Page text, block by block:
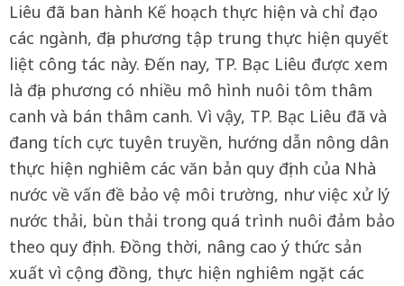
Liêu đã ban hành Kế hoạch thực hiện và chỉ đạo
các ngành, địa phương tập trung thực hiện quyết
liệt công tác này. Đến nay, TP. Bạc Liêu được xem
là địa phương có nhiều mô hình nuôi tôm thâm
canh và bán thâm canh. Vì vậy, TP. Bạc Liêu đã và
đang tích cực tuyên truyền, hướng dẫn nông dân
thực hiện nghiêm các văn bản quy định của Nhà
nước về vấn đề bảo vệ môi trường, như việc xử lý
nước thải, bùn thải trong quá trình nuôi đảm bảo
theo quy định. Đồng thời, nâng cao ý thức sản
xuất vì cộng đồng, thực hiện nghiêm ngặt các